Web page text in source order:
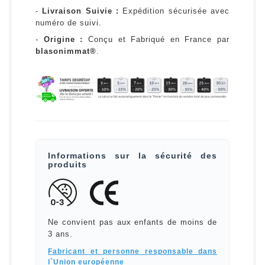
- Livraison Suivie :
Expédition sécurisée avec
numéro de suivi.
- Origine :
Conçu et Fabriqué en France par
blasonimmat®.
Informations sur la sécurité des
produits
Ne convient pas aux enfants de moins de
3 ans.
Fabricant et personne responsable dans
l`Union européenne